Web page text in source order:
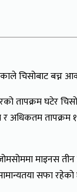
चिसोबाट बच्न
तापक्रम घटेर
अधिकतम तापक्रम
माइनस तीन
सफा रहेको